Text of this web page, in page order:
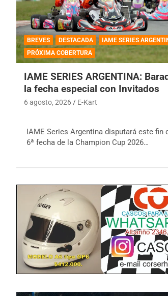
BREVES DESTACADA
IAME SERIES
PRÓXIMA COBERTURA
IAME SERIES ARGENTINA:
la fecha especial con Invitados
6 agosto, 2026 E-Kart
IAME Series Argentina disputará este fin
6ª fecha de la Champion Cup 2026…